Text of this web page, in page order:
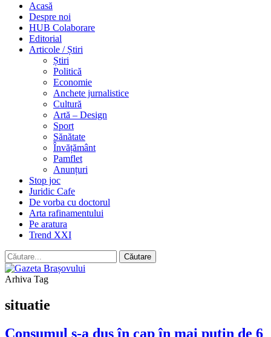
Acasă
Despre noi
HUB Colaborare
Editorial
Articole / Știri
Știri
Politică
Economie
Anchete jurnalistice
Cultură
Artă – Design
Sport
Sănătate
Învățământ
Pamflet
Anunțuri
Stop joc
Juridic Cafe
De vorba cu doctorul
Arta rafinamentului
Pe aratura
Trend XXI
Arhiva Tag
situatie
Consumul s-a dus în cap în mai puțin de 6